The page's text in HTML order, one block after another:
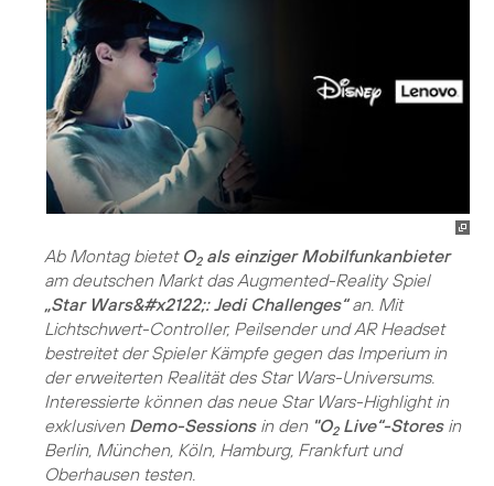
Ab Montag bietet O2als einziger Mobilfunkanbieter
am deutschen Markt das Augmented-Reality Spiel
„Star Wars&#x2122;: Jedi Challenges“an. Mit
Lichtschwert-Controller, Peilsender und AR Headset
bestreitet der Spieler Kämpfe gegen das Imperium in
der erweiterten Realität des Star Wars-Universums.
Interessierte können das neue Star Wars-Highlight in
exklusiven Demo-Sessionsin den "O2Live“-Storesin
Berlin, München, Köln, Hamburg, Frankfurt und
Oberhausen testen.